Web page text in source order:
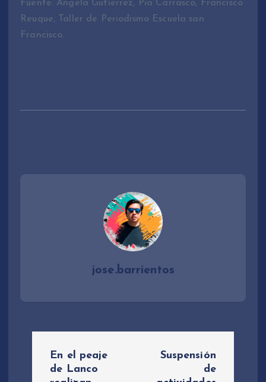
Fuente: Angela Gutierrez, Pia Carrasco, Francisco
Reuque, Taller de Periodismo Escuela san
Francisco.
jose.barrientos
En el peaje
de Lanco
Suspensión
de